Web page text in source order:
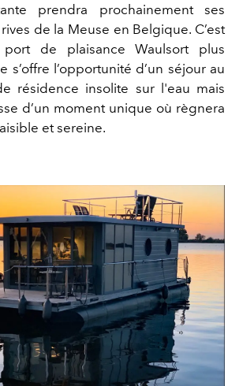
prendra prochainement ses
de la Meuse en Belgique. C’est
de plaisance Waulsort plus
s’offre l’opportunité d’un séjour au
résidence insolite sur l'eau mais
d’un moment unique où règnera
et sereine.